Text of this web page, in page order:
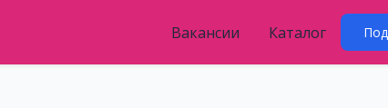
Вакансии Каталог